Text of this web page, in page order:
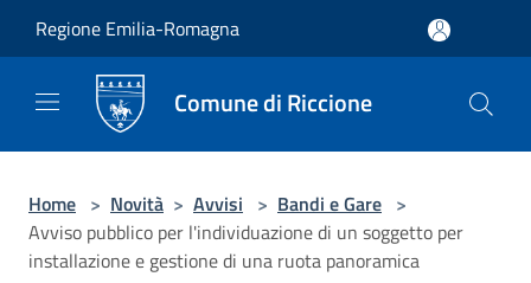
Regione Emilia-Romagna
Comune di Riccione
Home > Novità > Avvisi > Bandi e Gare >
Avviso pubblico per l'individuazione di un soggetto per
installazione e gestione di una ruota panoramica